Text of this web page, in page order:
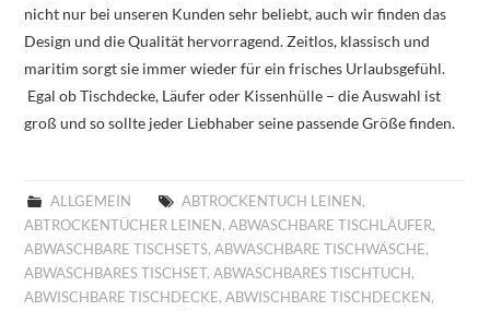
nicht nur bei unseren Kunden sehr beliebt, auch wir finden das
Design und die Qualität hervorragend. Zeitlos, klassisch und
maritim sorgt sie immer wieder für ein frisches Urlaubsgefühl.
Egal ob Tischdecke, Läufer oder Kissenhülle – die Auswahl ist
groß und so sollte jeder Liebhaber seine passende Größe finden.
ALLGEMEIN ABTROCKENTUCH LEINEN ,
ABTROCKENTÜCHER LEINEN ,ABWASCHBARE TISCHLÄUFER,
ABWASCHBARE TISCHSETS,ABWASCHBARE TISCHWÄSCHE,
ABWASCHBARES TISCHSET,ABWASCHBARES TISCHTUCH ,
ABWISCHBARE TISCHDECKE,ABWISCHBARE TISCHDECKEN ,